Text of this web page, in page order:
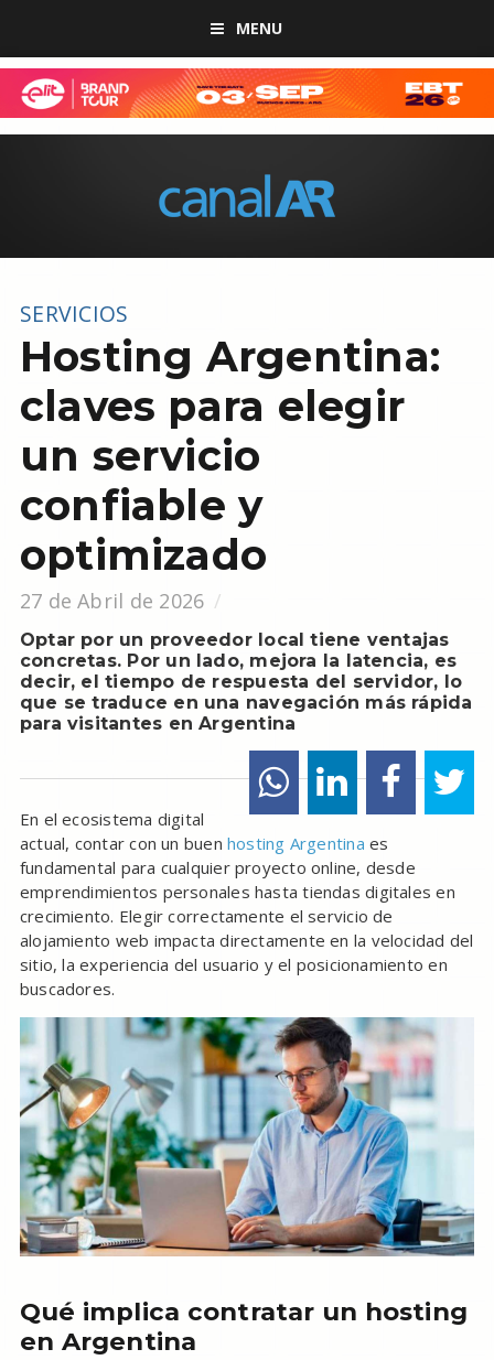
MENU
SERVICIOS
Hosting Argentina:
claves para elegir
un servicio
confiable y
optimizado
27 de Abril de 2026
Optar por un proveedor local tiene ventajas
concretas. Por un lado, mejora la latencia, es
decir, el tiempo de respuesta del servidor, lo
que se traduce en una navegación más rápida
para visitantes en Argentina
En el ecosistema digital
actual, contar con un buen hosting Argentina es
fundamental para cualquier proyecto online, desde
emprendimientos personales hasta tiendas digitales en
crecimiento. Elegir correctamente el servicio de
alojamiento web impacta directamente en la velocidad del
sitio, la experiencia del usuario y el posicionamiento en
buscadores.
Qué implica contratar un hosting
en Argentina